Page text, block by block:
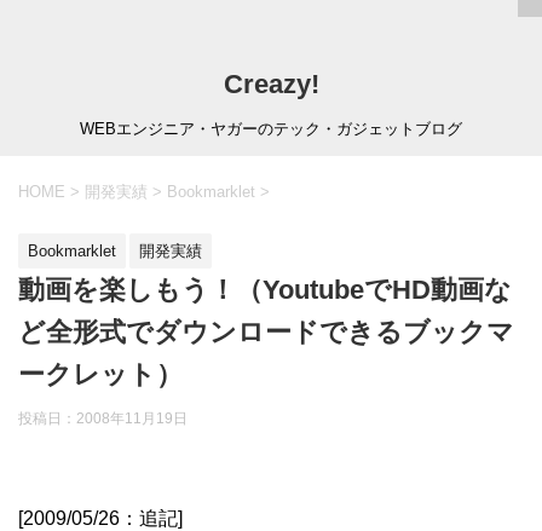
Creazy!
WEBエンジニア・ヤガーのテック・ガジェットブログ
HOME > 開発実績 > Bookmarklet >
Bookmarklet 開発実績
動画を楽しもう！（YoutubeでHD動画な
ど全形式でダウンロードできるブックマ
ークレット）
投稿日： 2008年11月19日
[2009/05/26：追記]